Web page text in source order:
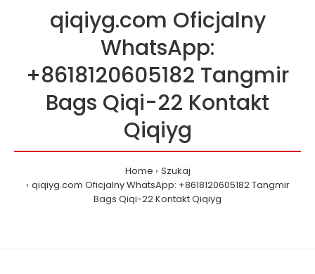
qiqiyg.com Oficjalny
WhatsApp:
+8618120605182 Tangmir
Bags Qiqi-22 Kontakt
Qiqiyg
Home
Szukaj
qiqiyg.com Oficjalny WhatsApp: +8618120605182 Tangmir
Bags Qiqi-22 Kontakt Qiqiyg